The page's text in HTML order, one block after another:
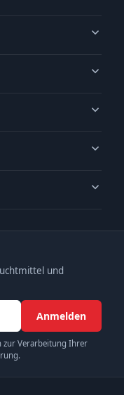
und
Anmelden
zur Verarbeitung Ihrer